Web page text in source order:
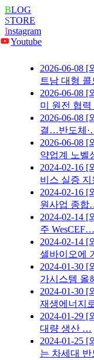
BLOG
STORE
Instagram
Youtube
2026-06-08 [
트남 대형
2026-06-08 [
미 원전 협
2026-06-08 [
결…반도체
2026-06-08 [
약업계 노
2024-02-16 [
비스 실증
2024-02-16 [
원사업 종
2024-02-14 [
주 WesCEF…
2024-02-14 [
셀바이오에
2024-01-30 [
가시스템 올
2024-01-30 [
재생에너지
2024-01-29 [
대량 생산 …
2024-01-25 [
는 차세대